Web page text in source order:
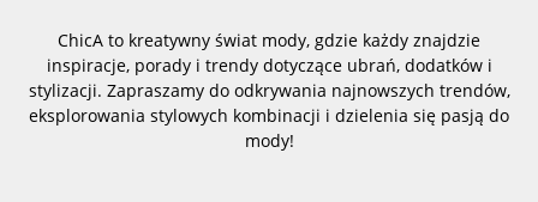
ChicA to kreatywny świat mody, gdzie każdy znajdzie
inspiracje, porady i trendy dotyczące ubrań, dodatków i
stylizacji. Zapraszamy do odkrywania najnowszych trendów,
eksplorowania stylowych kombinacji i dzielenia się pasją do
mody!